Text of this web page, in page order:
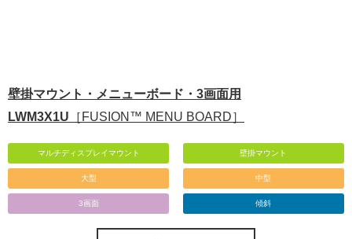
壁掛マウント・メニューボード・3画面用
LWM3X1U ［FUSION™ MENU BOARD］
マルチディスプレイマウント 壁掛マウント
大型 中型
3画面 傾斜